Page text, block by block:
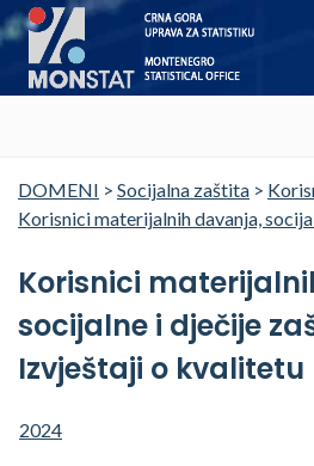
DOMENI > Socijalna zaštita >
Korisnici materijalnih davanja,
Korisnici
socijalne i dječije
Izvještaji o kvalitetu
2024